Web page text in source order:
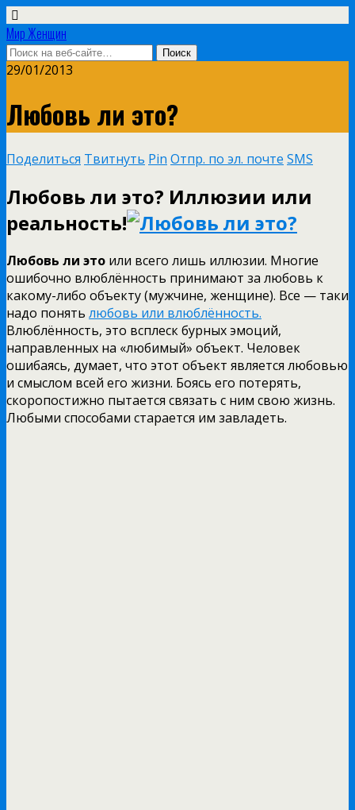
Мир Женщин
29/01/2013
Любовь ли это?
Поделиться Твитнуть Pin Отпр. по эл. почте SMS
Любовь ли это? Иллюзии или
реальность!
Любовь ли это или всего лишь иллюзии. Многие
ошибочно влюблённость принимают за любовь к
какому-либо объекту (мужчине, женщине). Все — таки
надо понять любовь или влюблённость.
Влюблённость, это всплеск бурных эмоций,
направленных на «любимый» объект. Человек
ошибаясь, думает, что этот объект является любовью
и смыслом всей его жизни. Боясь его потерять,
скоропостижно пытается связать с ним свою жизнь.
Любыми способами старается им завладеть.